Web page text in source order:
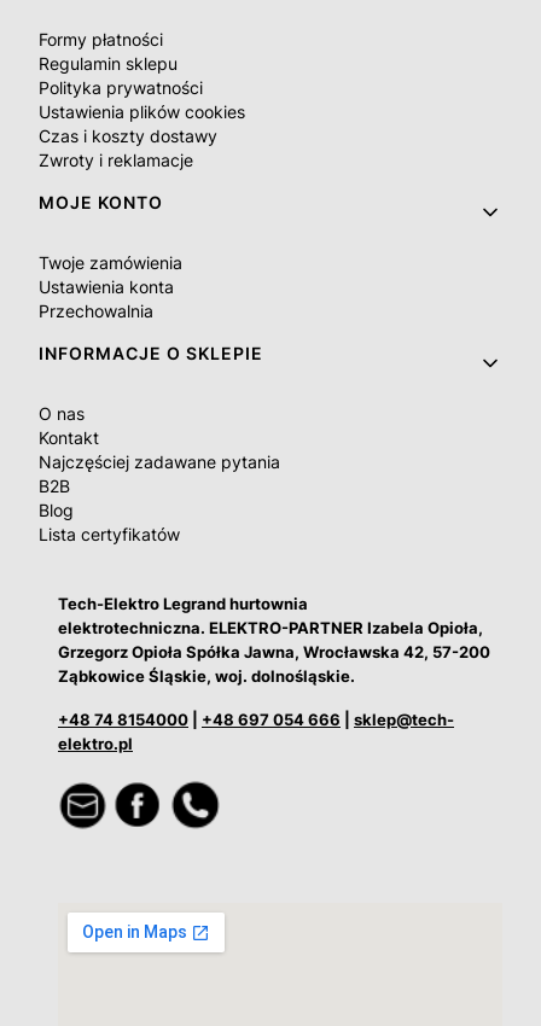
Formy płatności
Regulamin sklepu
Polityka prywatności
Ustawienia plików cookies
Czas i koszty dostawy
Zwroty i reklamacje
MOJE KONTO
Twoje zamówienia
Ustawienia konta
Przechowalnia
INFORMACJE O SKLEPIE
O nas
Kontakt
Najczęściej zadawane pytania
B2B
Blog
Lista certyfikatów
Tech-Elektro Legrand hurtownia
elektrotechniczna. ELEKTRO-PARTNER Izabela Opioła,
Grzegorz Opioła Spółka Jawna, Wrocławska 42, 57-200
Ząbkowice Śląskie, woj. dolnośląskie.
+48 74 8154000 +48 697 054 666
sklep@tech-
elektro.pl